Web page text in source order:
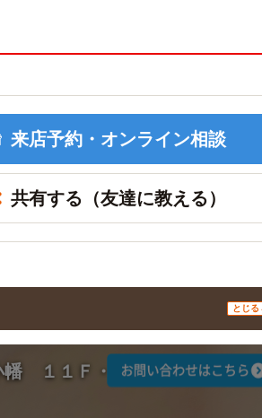
来店予約・ オンライン相談
共有する （友達に教える）
とじる